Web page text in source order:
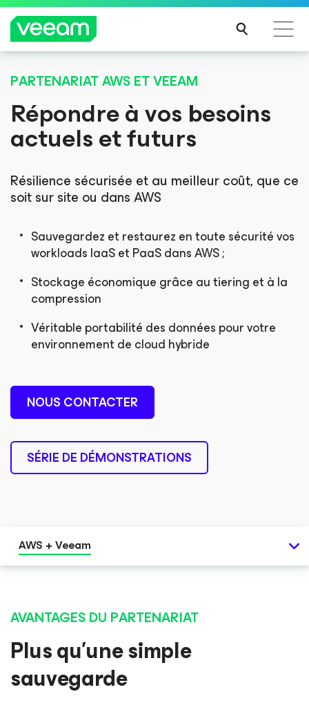
Recommandations de Veeam pour les clients
impactés par la mise à jour de CrowdStrike
LIRE
LA
SUIT
Recommandations de Veeam pour les clients
impactés par la mise à jour de CrowdStrike
LIRE
LA
SUIT
PARTENARIAT AWS ET VEEAM
Répondre à vos besoins
actuels et futurs
Résilience sécurisée et au meilleur coût, que ce
soit sur site ou dans AWS
Sauvegardez et restaurez en toute sécurité vos
workloads IaaS et PaaS dans AWS ;
Stockage économique grâce au tiering et à la
compression
Véritable portabilité des données pour votre
environnement de cloud hybride
NOUS CONTACTER
SÉRIE DE DÉMONSTRATIONS
AWS + Veeam
AVANTAGES DU PARTENARIAT
Plus qu’une simple
sauvegarde